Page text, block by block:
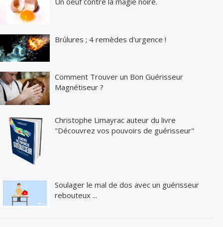
Brûlures ; 4 remèdes d'urgence !
Comment Trouver un Bon Guérisseur
Magnétiseur ?
Christophe Limayrac auteur du livre
"Découvrez vos pouvoirs de guérisseur"
Soulager le mal de dos avec un guérisseur
rebouteux ...